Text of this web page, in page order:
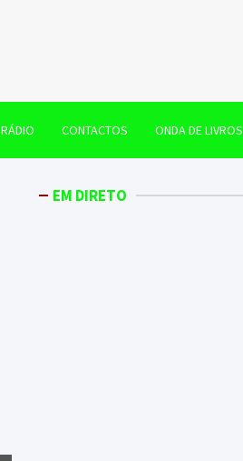
CONTACTOS ONDA DE LIVROS
EM DIRETO